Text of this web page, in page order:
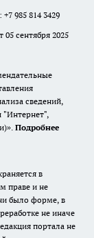
985 814 3429
сентября 2025
сведений,
"Интернет",
Подробнее
в
праве и не
было форме, в
не иначе
портала не